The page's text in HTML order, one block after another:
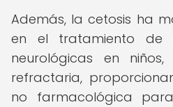
Además, la cetosis ha
en el tratamiento de
neurológicas en
refractaria,
no farmacológica